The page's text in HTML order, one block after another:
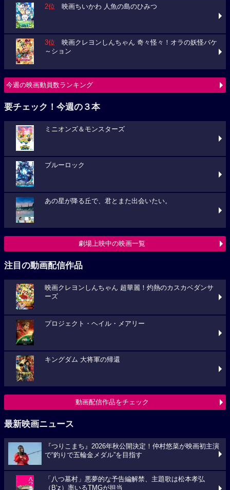
2位 映画ちいかわ 人魚の島のひみつ
3位 映画クレヨンしんちゃん 奇々怪々！オラの妖怪バケ
～ション
今週の映画動員数ランキング
要チェック！今週の３本
ミニオンズ＆モンスターズ
ブルーロック
あの星が降る丘で、君とまた出会いたい。
劇場上映中の映画一覧
注目の動画配信作品
映画クレヨンしんちゃん 超華麗！灼熱のカスカベダンサ
ーズ
プロジェクト・ヘイル・メアリー
キングダム 大将軍の帰還
動画配信作品をチェック
最新映画ニュース
『つりこまち』2026年秋公開決定！仲村悠菜が映画初主演
で“釣りで五輪金メダル”を目指す
「八つ墓村」悪夢的な予告編解禁、主題歌は松本孝弘
（B’z）率いるTMGが担当